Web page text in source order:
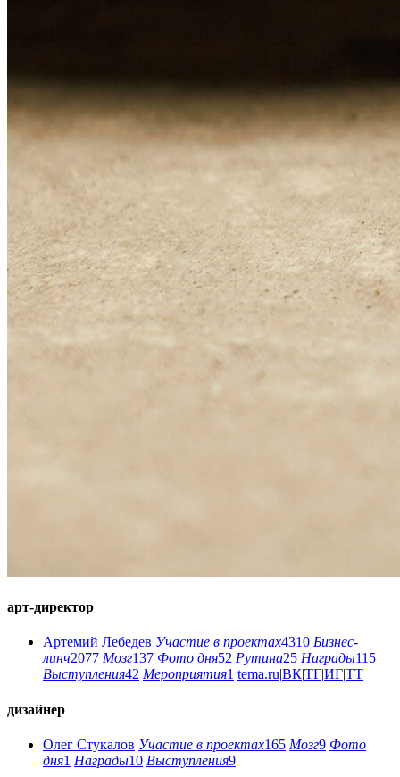
арт-директор
Артемий Лебедев Участие в проектах4310 Бизнес-
линч2077 Мозг137 Фото дня52 Рутина25 Награды115
Выступления42 Мероприятия1 tema.ru|ВК|ТГ|ИГ|ТТ
дизайнер
Олег Стукалов Участие в проектах165 Мозг9 Фото
дня1 Награды10 Выступления9